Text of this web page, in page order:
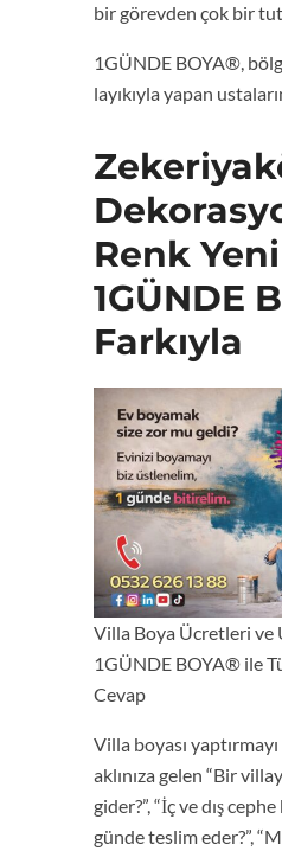
bir görevden çok bir
1GÜNDE BOYA®,
layıkıyla yapan
Renk
1GÜNDE
Farkıyla
Villa Boya Ücretleri ve
1GÜNDE BOYA® ile
Cevap
Villa boyası
aklınıza gelen “Bir
gider?”, “İç ve dış
günde teslim eder?”,